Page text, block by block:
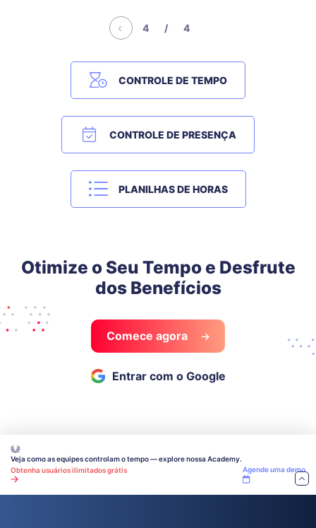
4 / 4
CONTROLE DE TEMPO
CONTROLE DE PRESENÇA
PLANILHAS DE HORAS
Otimize o Seu Tempo e Desfrute
dos Benefícios
Comece agora
Entrar com o Google
Veja como as equipes controlam o tempo — explore nossa Academy.
Obtenha usuários ilimitados grátis
Agende uma demo